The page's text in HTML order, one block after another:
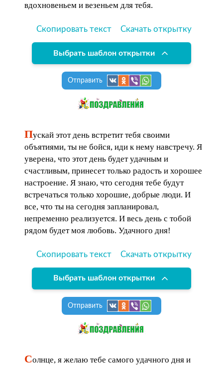
вдохновеньем и везеньем для тебя.
Скопировать текст Скачать открытку
Выбрать шаблон открытки
Отправить
Пускай этот день встретит тебя своими
объятиями, ты не бойся, иди к нему навстречу. Я
уверена, что этот день будет удачным и
счастливым, принесет только радость и хорошее
настроение. Я знаю, что сегодня тебе будут
встречаться только хорошие, добрые люди. И
все, что ты на сегодня запланировал,
непременно реализуется. И весь день с тобой
рядом будет моя любовь. Удачного дня!
Скопировать текст Скачать открытку
Выбрать шаблон открытки
Отправить
Солнце, я желаю тебе самого удачного дня и